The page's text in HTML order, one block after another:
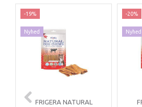
-19%
Nyhed
FRIGERA NATURAL
-20%
Nyhed